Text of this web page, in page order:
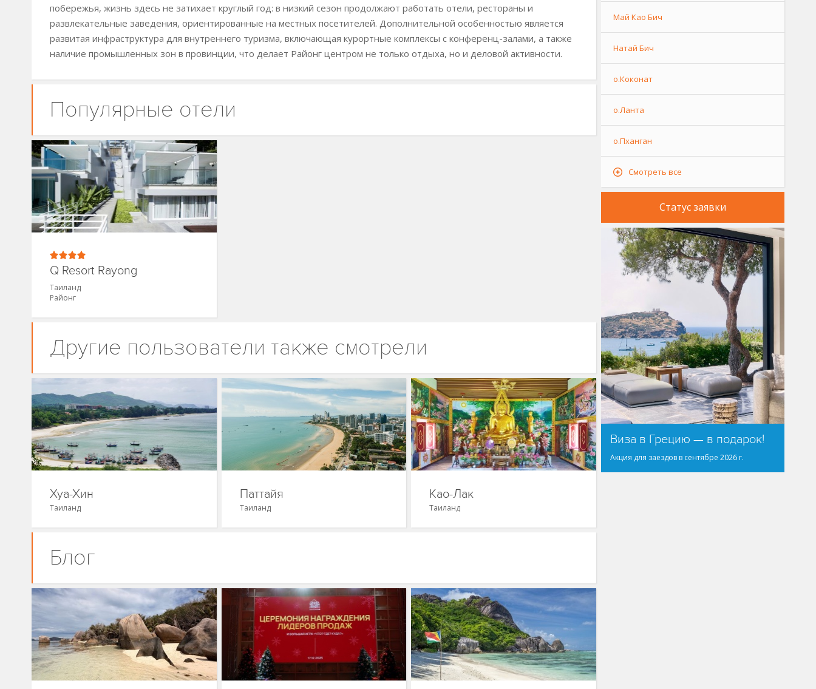
побережья, жизнь здесь не затихает круглый год: в низкий сезон продолжают работать отели, рестораны и
развлекательные заведения, ориентированные на местных посетителей. Дополнительной особенностью является
развитая инфраструктура для внутреннего туризма, включающая курортные комплексы с конференц-залами, а также
наличие промышленных зон в провинции, что делает Районг центром не только отдыха, но и деловой активности.
Популярные отели
Q Resort Rayong
Таиланд
Районг
Другие пользователи также смотрели
Хуа-Хин
Таиланд
Паттайя
Таиланд
Као-Лак
Таиланд
Блог
Май Као Бич
Натай Бич
о.Коконат
о.Ланта
о.Пханган
Смотреть все
Статус заявки
Виза в Грецию — в подарок!
Акция для заездов в сентябре 2026 г.